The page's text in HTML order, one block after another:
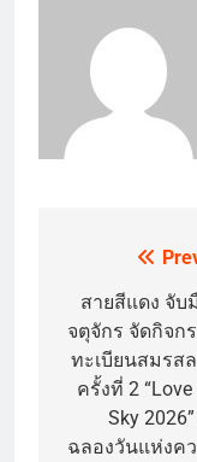
navigation
สายสีแดง จับ
จตุจักร จัดกิจก
ทะเบียนสมรส
ครั้งที่ 2
Sky
ฉลองวันแห่งค